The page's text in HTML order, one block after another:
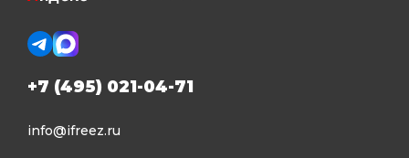
+7 (495) 021-04-71
info@ifreez.ru